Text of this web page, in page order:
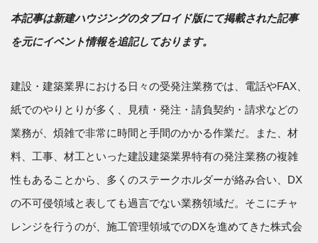
本記事は新建ハウジングのタブロイド版にて掲載された記事
を元にイベント情報を追記しております。
建設・建築業界における日々の受発注業務では、電話やFAX、
紙でのやりとりが多く、見積・発注・請負契約・請求などの
業務が、煩雑で非常に時間と手間のかかる作業だ。また、材
料、工事、材工といった建設建築業界特有の発注業務の複雑
性もあることから、多くのステークホルダーが絡み合い、DX
の不可侵領域と表しても過言でない業務領域だ。そこにチャ
レンジを行うのが、施工管理領域でのDXを進めてきた株式会